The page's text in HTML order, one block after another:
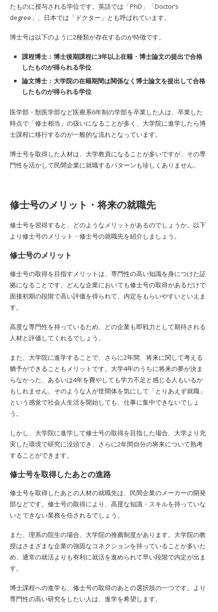
たものに授与される学位です。英語では「PhD」「Doctor’s
degree」、日本では「ドクター」とも呼ばれています。
博士号は以下のように2種類が存在するのが特徴です。
課程博士：博士後期課程に3年以上在籍・博士論文の提出で合格
したものが得られる学位
論文博士：大学院の在籍期間は関係なく博士論文を提出して合格
したものが得られる学位
医学部・獣医学部など医療系6年制の学部を卒業した人は、卒業した
時点で「修士相当」の扱いになることが多く、大学院に進学したら博
士課程に移行するのが一般的な流れとなっています。
博士号を取得した人材は、大学教員になることが多いですが、その専
門性を活かして民間企業に就職するパターンも珍しくありません。
修士号のメリット・将来の就職先
修士号を習得すると、どのようなメリットがあるのでしょうか。以下
より修士号のメリット・修士号の就職先を紹介しましょう。
修士号のメリット
修士号の取得を目指すメリットは、専門性の高い知識を身につけた証
拠になることです。どんな企業においても修士号の取得があるだけで
面接初期の段階で高い評価を得られて、内定をもらいやすいといえま
す。
高度な専門性を持っているため、どの企業も即戦力として期待される
人材と評価してくれるでしょう。
また、大学院に進学することで、さらに2年間、将来に関して考える
猶予ができることもメリットです。大学4年のうちに将来の夢が決ま
らなかった、あるいは4年を費やしても学力不足と感じる人もいるか
もしれません。そのような人が世間体を気にして「とりあえず就職」
という感覚で社会人生活を開始しても、仕事に集中できないでしょ
う。
しかし、大学院に進学して修士号の取得を目指した場合、大学より充
実した環境で研究に没頭でき、さらに2年間自分の将来について熟考
することができます。
修士号を取得したあとの進路
修士号を取得したあとの人材の就職先は、民間企業のメーカーの開発
部などです。修士号の取得により、高度な知識・スキルを持っていな
いとできない業務を任されるでしょう。
また、理系の院生の場合、大学院の推薦制度があります。大学院の教
授はさまざまな企業の強固なコネクションを持っていることが多いた
め、通常の就活よりも有利に就活を進められて早い段階で内定が出ま
す。
博士課程への進学も、修士号の取得のあとの選択肢の一つです。より
専門性の高い研究をしたい人は、進学を希望します。